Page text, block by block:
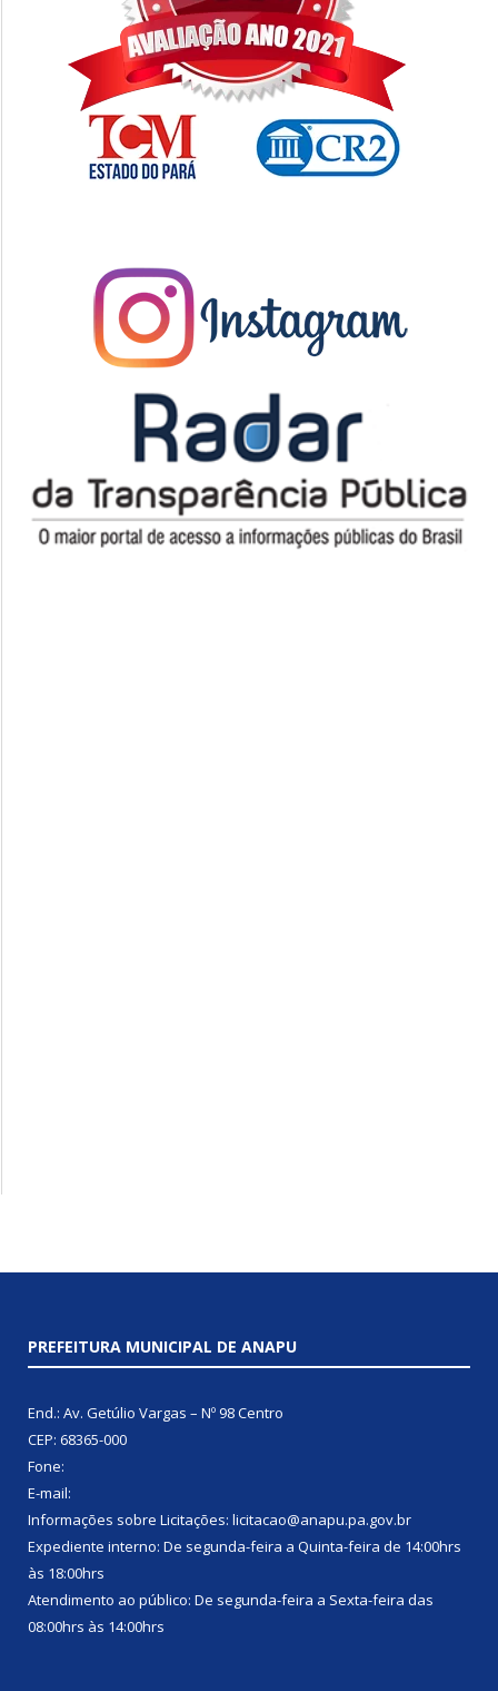
PREFEITURA MUNICIPAL DE ANAPU
End.: Av. Getúlio Vargas – Nº 98 Centro
CEP: 68365-000
Fone:
E-mail:
Informações sobre Licitações: licitacao@anapu.pa.gov.br
Expediente interno: De segunda-feira a Quinta-feira de 14:00hrs
às 18:00hrs
Atendimento ao público: De segunda-feira a Sexta-feira das
08:00hrs às 14:00hrs